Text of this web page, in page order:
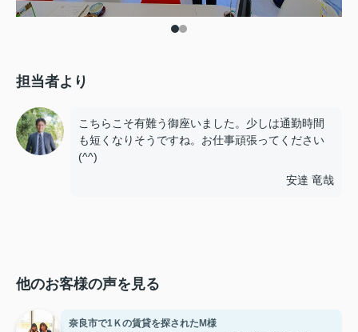
担当者より
こちらこそ有難う御座いました。少しは通勤時間
も短くなりそうですね。お仕事頑張ってください
(^^)
安達 竜哉
他のお客様の声を見る
奈良市で1Ｋの賃貸を探されたM様